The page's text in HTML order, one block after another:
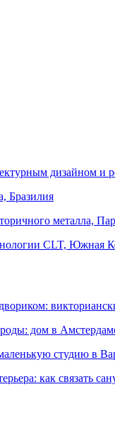
дизайном и
Бразилия
металла,
CLT, Южная
дом в
студию в
как связать